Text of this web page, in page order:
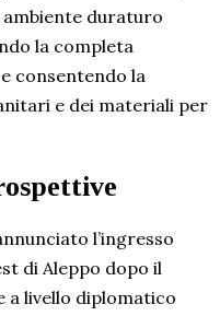
duraturo
la completa
consentendo la
e dei materiali per
l’ingresso
di Aleppo dopo il
livello diplomatico